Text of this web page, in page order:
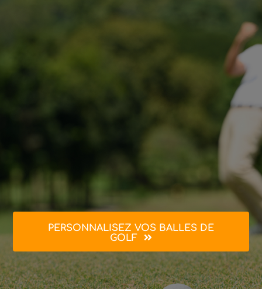
PERSONNALISEZ VOS BALLES DE
GOLF